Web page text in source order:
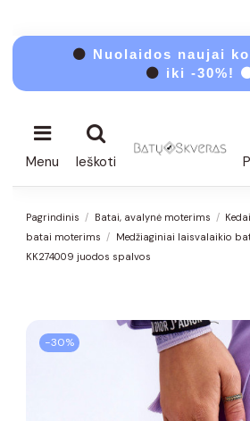
⚫ Nuolaidos naujai
⚫ iki -30%!
Menu Ieškoti
Pagrindinis Batai, avalynė moterims
batai moterims
Medžiaginiai laisvalaikio
KK274009 juodos spalvos
−30%